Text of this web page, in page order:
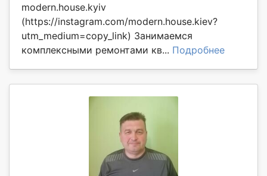
modern.house.kyiv
(https://instagram.com/modern.house.kiev?
utm_medium=copy_link) Занимаемся
комплексными ремонтами кв... Подробнее